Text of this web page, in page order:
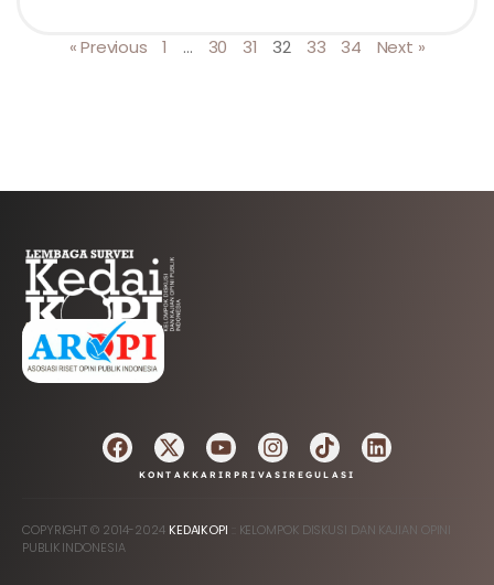
« Previous 1 … 30 31 32 33 34 Next »
AFILIASI
KONTAK KARIRPRIVASI REGULASI
COPYRIGHT © 2014-2024 KEDAIKOPI :: KELOMPOK DISKUSI DAN KAJIAN OPINI
PUBLIK INDONESIA